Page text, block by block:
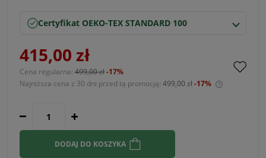
Certyfikat OEKO-TEX STANDARD 100
415,00 zł
Cena regularna: 499,00 zł-17%
Najniższa cena z 30 dni przed tą promocją: 499,00 zł-17%
DODAJ DO KOSZYKA